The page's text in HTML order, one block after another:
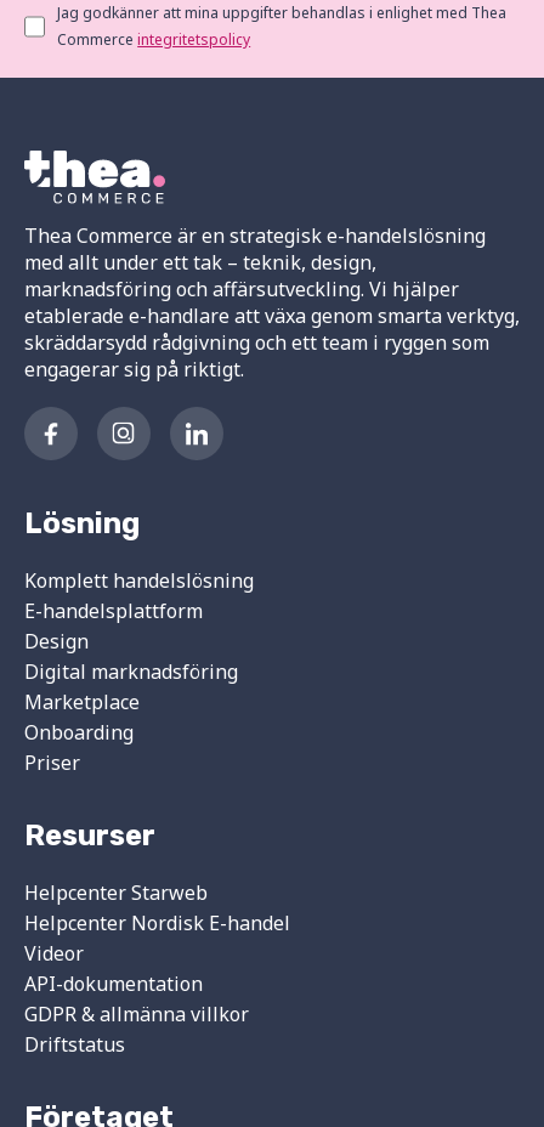
Jag godkänner att mina uppgifter behandlas i enlighet med Thea
Commerceintegritetspolicy
Thea Commerce är en strategisk e-handelslösning
med allt under ett tak – teknik, design,
marknadsföring och affärsutveckling. Vi hjälper
etablerade e-handlare att växa genom smarta verktyg,
skräddarsydd rådgivning och ett team i ryggen som
engagerar sig på riktigt.
Lösning
Komplett handelslösning
E-handelsplattform
Design
Digital marknadsföring
Marketplace
Onboarding
Priser
Resurser
Helpcenter Starweb
Helpcenter Nordisk E-handel
Videor
API-dokumentation
GDPR & allmänna villkor
Driftstatus
Företaget